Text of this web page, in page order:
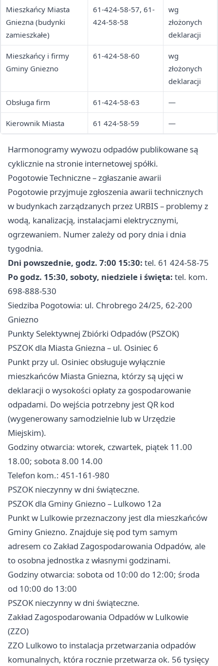
Mieszkańcy Miasta
Gniezna (budynki
zamieszkałe)
61-424-58-57, 61-
424-58-58
wg
złożonych
deklaracji
Mieszkańcy i firmy
Gminy Gniezno
61-424-58-60
wg
złożonych
deklaracji
Obsługa firm 61-424-58-63 —
Kierownik Miasta 61 424-58-59 —
Harmonogramy wywozu odpadów publikowane są
cyklicznie na stronie internetowej spółki.
Pogotowie Techniczne – zgłaszanie awarii
Pogotowie przyjmuje zgłoszenia awarii technicznych
w budynkach zarządzanych przez URBIS – problemy z
wodą, kanalizacją, instalacjami elektrycznymi,
ogrzewaniem. Numer zależy od pory dnia i dnia
tygodnia.
Dni powszednie, godz. 7:00 15:30: tel. 61 424-58-75
Po godz. 15:30, soboty, niedziele i święta: tel. kom.
698-888-530
Siedziba Pogotowia: ul. Chrobrego 24/25, 62-200
Gniezno
Punkty Selektywnej Zbiórki Odpadów (PSZOK)
PSZOK dla Miasta Gniezna – ul. Osiniec 6
Punkt przy ul. Osiniec obsługuje wyłącznie
mieszkańców Miasta Gniezna, którzy są ujęci w
deklaracji o wysokości opłaty za gospodarowanie
odpadami. Do wejścia potrzebny jest QR kod
(wygenerowany samodzielnie lub w Urzędzie
Miejskim).
Godziny otwarcia: wtorek, czwartek, piątek 11.00
18.00; sobota 8.00 14.00
Telefon kom.: 451-161-980
PSZOK nieczynny w dni świąteczne.
PSZOK dla Gminy Gniezno – Lulkowo 12a
Punkt w Lulkowie przeznaczony jest dla mieszkańców
Gminy Gniezno. Znajduje się pod tym samym
adresem co Zakład Zagospodarowania Odpadów, ale
to osobna jednostka z własnymi godzinami.
Godziny otwarcia: sobota od 10:00 do 12:00; środa
od 10:00 do 13:00
PSZOK nieczynny w dni świąteczne.
Zakład Zagospodarowania Odpadów w Lulkowie
(ZZO)
ZZO Lulkowo to instalacja przetwarzania odpadów
komunalnych, która rocznie przetwarza ok. 56 tysięcy